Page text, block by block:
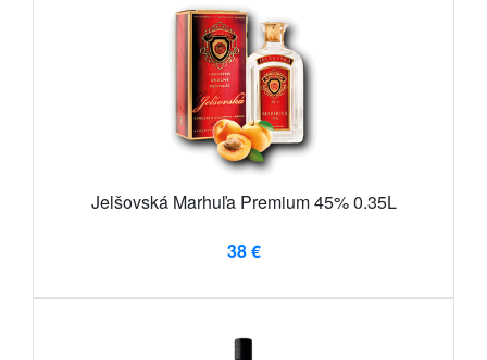
Jelšovská Marhuľa Premium 45% 0.35L
38 €